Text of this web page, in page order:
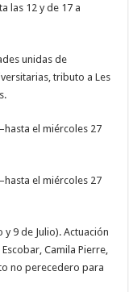
las 12 y de 17 a
unidas de
tributo a Les
el miércoles 27
el miércoles 27
9 de Julio). Actuación
Camila Pierre,
no perecedero para